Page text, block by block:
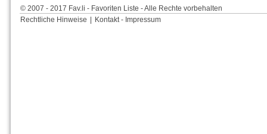
© 2007 - 2017 Fav.li - Favoriten Liste - Alle Rechte vorbehalten
Rechtliche Hinweise
Kontakt - Impressum